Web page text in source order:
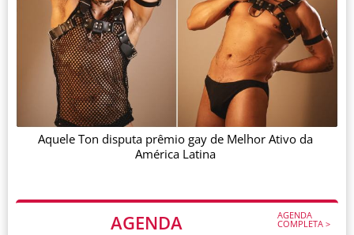
AGENDA AGENDA
COMPLETA >
Aquele Ton disputa prêmio gay de Melhor Ativo da
América Latina